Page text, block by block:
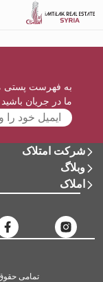
به فهرست پستی ما
ما در جریان باشید
شرکت امتلاک
وبلاگ
املاک
تمامی حقوق